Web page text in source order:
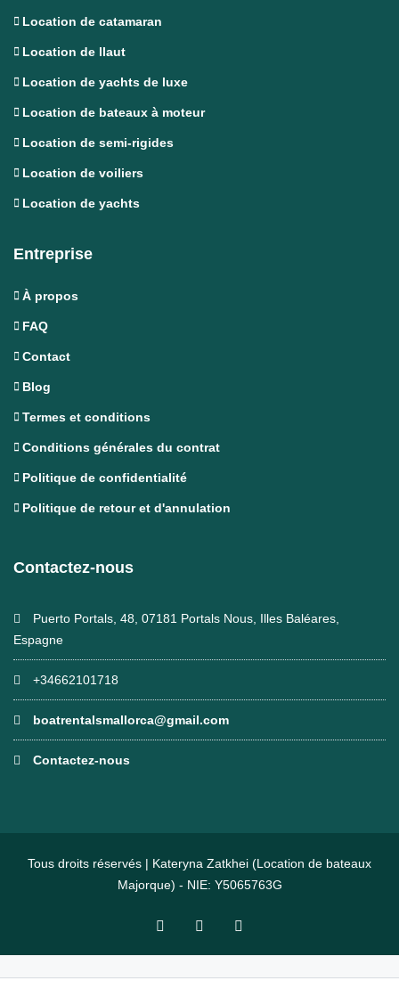
Location de catamaran
Location de llaut
Location de yachts de luxe
Location de bateaux à moteur
Location de semi-rigides
Location de voiliers
Location de yachts
Entreprise
À propos
FAQ
Contact
Blog
Termes et conditions
Conditions générales du contrat
Politique de confidentialité
Politique de retour et d'annulation
Contactez-nous
Puerto Portals, 48, 07181 Portals Nous, Illes Baléares,
Espagne
+34662101718
boatrentalsmallorca@gmail.com
Contactez-nous
Tous droits réservés | Kateryna Zatkhei (Location de bateaux
Majorque) - NIE: Y5065763G